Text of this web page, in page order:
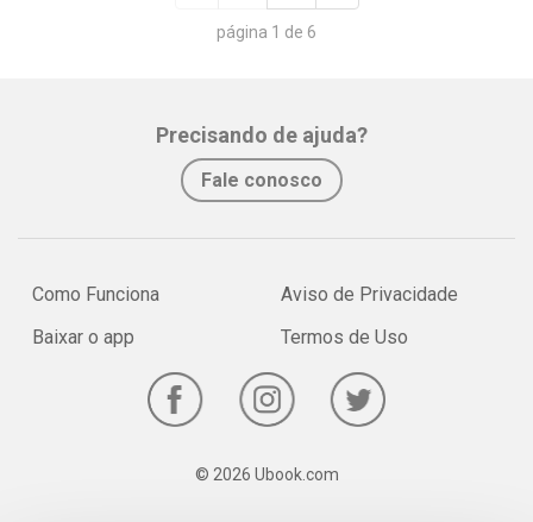
página 1 de 6
Precisando de ajuda?
Fale conosco
Como Funciona
Baixar o app
Aviso de Privacidade
Termos de Uso
© 2026 Ubook.com